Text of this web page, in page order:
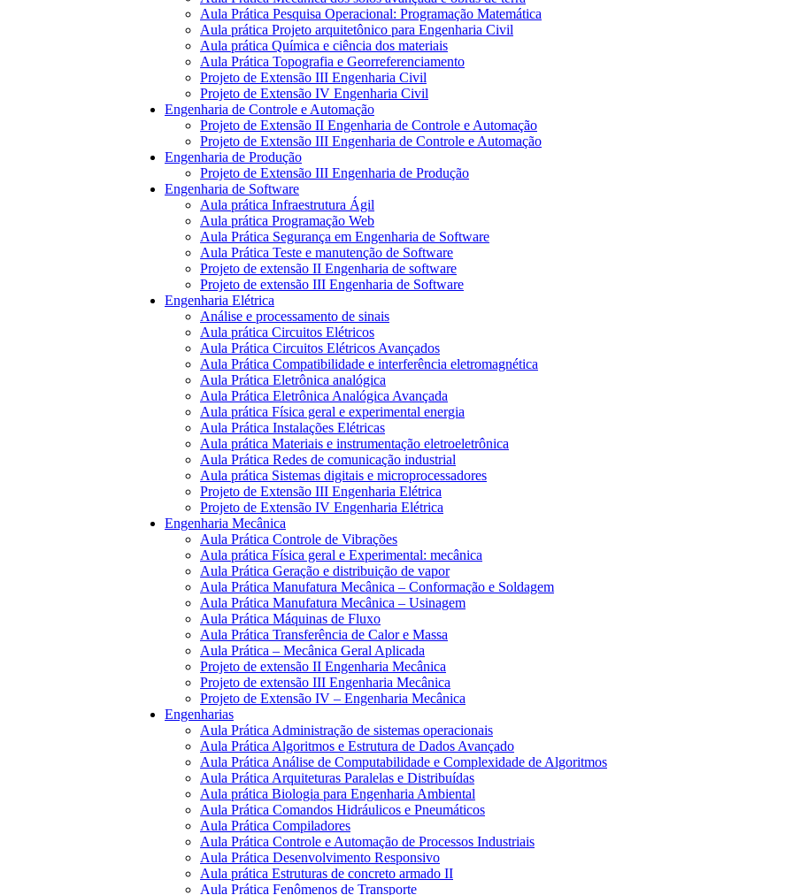
Aula Prática Pesquisa Operacional: Programação Matemática
Aula prática Projeto arquitetônico para Engenharia Civil
Aula prática Química e ciência dos materiais
Aula Prática Topografia e Georreferenciamento
Projeto de Extensão III Engenharia Civil
Projeto de Extensão IV Engenharia Civil
Engenharia de Controle e Automação
Projeto de Extensão II Engenharia de Controle e Automação
Projeto de Extensão III Engenharia de Controle e Automação
Engenharia de Produção
Projeto de Extensão III Engenharia de Produção
Engenharia de Software
Aula prática Infraestrutura Ágil
Aula prática Programação Web
Aula Prática Segurança em Engenharia de Software
Aula Prática Teste e manutenção de Software
Projeto de extensão II Engenharia de software
Projeto de extensão III Engenharia de Software
Engenharia Elétrica
Análise e processamento de sinais
Aula prática Circuitos Elétricos
Aula Prática Circuitos Elétricos Avançados
Aula Prática Compatibilidade e interferência eletromagnética
Aula Prática Eletrônica analógica
Aula Prática Eletrônica Analógica Avançada
Aula prática Física geral e experimental energia
Aula Prática Instalações Elétricas
Aula prática Materiais e instrumentação eletroeletrônica
Aula Prática Redes de comunicação industrial
Aula prática Sistemas digitais e microprocessadores
Projeto de Extensão III Engenharia Elétrica
Projeto de Extensão IV Engenharia Elétrica
Engenharia Mecânica
Aula Prática Controle de Vibrações
Aula prática Física geral e Experimental: mecânica
Aula Prática Geração e distribuição de vapor
Aula Prática Manufatura Mecânica – Conformação e Soldagem
Aula Prática Manufatura Mecânica – Usinagem
Aula Prática Máquinas de Fluxo
Aula Prática Transferência de Calor e Massa
Aula Prática – Mecânica Geral Aplicada
Projeto de extensão II Engenharia Mecânica
Projeto de extensão III Engenharia Mecânica
Projeto de Extensão IV – Engenharia Mecânica
Engenharias
Aula Prática Administração de sistemas operacionais
Aula Prática Algoritmos e Estrutura de Dados Avançado
Aula Prática Análise de Computabilidade e Complexidade de Algoritmos
Aula Prática Arquiteturas Paralelas e Distribuídas
Aula prática Biologia para Engenharia Ambiental
Aula Prática Comandos Hidráulicos e Pneumáticos
Aula Prática Compiladores
Aula Prática Controle e Automação de Processos Industriais
Aula Prática Desenvolvimento Responsivo
Aula prática Estruturas de concreto armado II
Aula Prática Fenômenos de Transporte